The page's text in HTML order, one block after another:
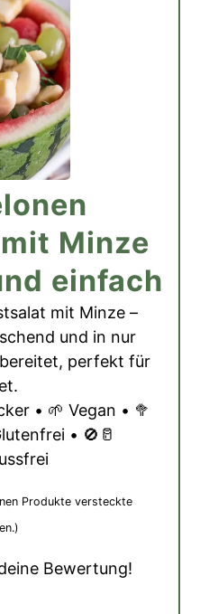
Minze
einfach
mit Minze –
und in nur
perfekt für
• 🌱 Vegan • 🥦
• 🚫🥛
Produkte versteckte
Bewertung!